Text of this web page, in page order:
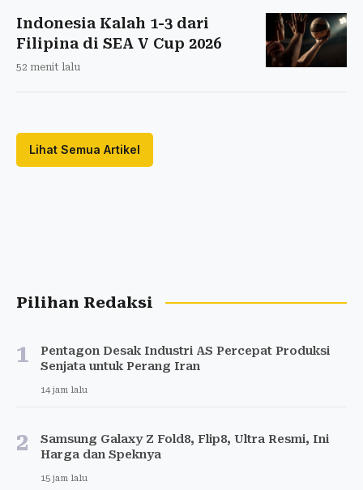
Indonesia Kalah 1-3 dari
Filipina di SEA V Cup 2026
52 menit lalu
Lihat Semua Artikel
Pilihan Redaksi
1
Pentagon Desak Industri AS Percepat Produksi
Senjata untuk Perang Iran
14 jam lalu
2
Samsung Galaxy Z Fold8, Flip8, Ultra Resmi, Ini
Harga dan Speknya
15 jam lalu